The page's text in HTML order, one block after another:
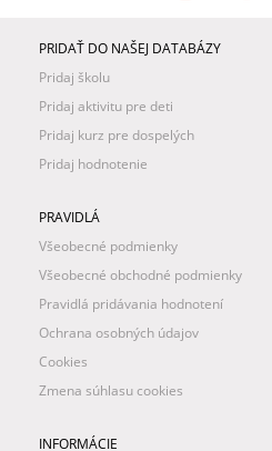
PRIDAŤ DO NAŠEJ DATABÁZY
Pridaj školu
Pridaj aktivitu pre deti
Pridaj kurz pre dospelých
Pridaj hodnotenie
PRAVIDLÁ
Všeobecné podmienky
Všeobecné obchodné podmienky
Pravidlá pridávania hodnotení
Ochrana osobných údajov
Cookies
Zmena súhlasu cookies
INFORMÁCIE